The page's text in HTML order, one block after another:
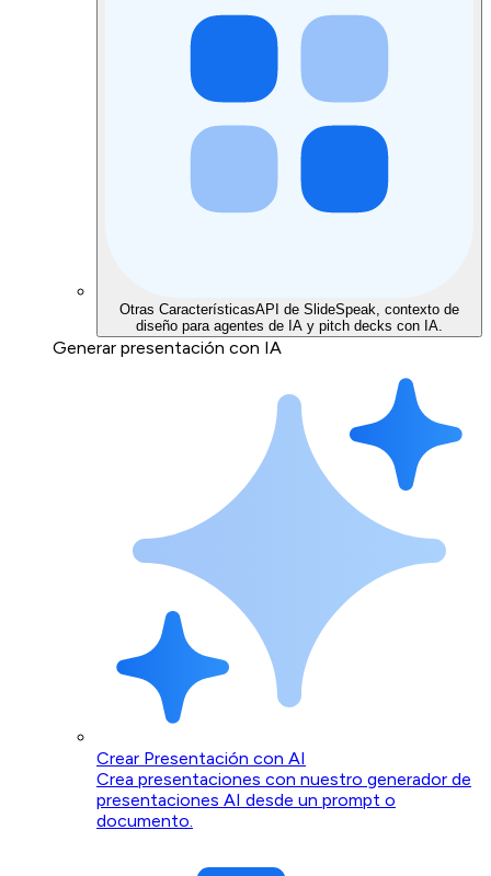
Otras CaracterísticasAPI de SlideSpeak, contexto de
diseño para agentes de IA y pitch decks con IA.
Generar presentación con IA
Crear Presentación con AI
Crea presentaciones con nuestro generador de
presentaciones AI desde un prompt o
documento.